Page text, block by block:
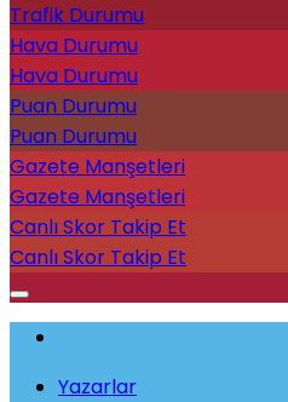
Trafik Durumu
Hava Durumu
Hava Durumu
Puan Durumu
Puan Durumu
Gazete Manşetleri
Gazete Manşetleri
Canlı Skor Takip Et
Canlı Skor Takip Et
Yazarlar